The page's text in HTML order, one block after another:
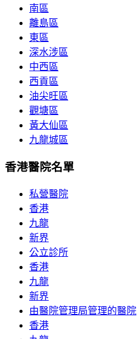
南區
離島區
東區
深水涉區
中西區
西貢區
油尖旺區
觀塘區
黃大仙區
九龍城區
香港醫院名單
私營醫院
香港
九龍
新界
公立診所
香港
九龍
新界
由醫院管理局管理的醫院
香港